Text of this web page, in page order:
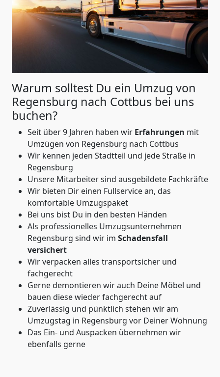
Warum solltest Du ein Umzug von
Regensburg nach Cottbus bei uns
buchen?
Seit über 9 Jahren haben wir Erfahrungen mit
Umzügen von Regensburg nach Cottbus
Wir kennen jeden Stadtteil und jede Straße in
Regensburg
Unsere Mitarbeiter sind ausgebildete Fachkräfte
Wir bieten Dir einen Fullservice an, das
komfortable Umzugspaket
Bei uns bist Du in den besten Händen
Als professionelles Umzugsunternehmen
Regensburg sind wir im Schadensfall
versichert
Wir verpacken alles transportsicher und
fachgerecht
Gerne demontieren wir auch Deine Möbel und
bauen diese wieder fachgerecht auf
Zuverlässig und pünktlich stehen wir am
Umzugstag in Regensburg vor Deiner Wohnung
Das Ein- und Auspacken übernehmen wir
ebenfalls gerne